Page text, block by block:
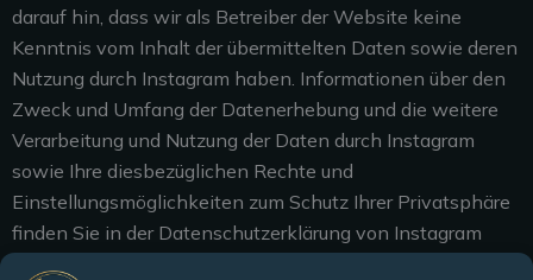
darauf hin, dass wir als Betreiber der Website keine
Kenntnis vom Inhalt der übermittelten Daten sowie deren
Nutzung durch Instagram haben. Informationen über den
Zweck und Umfang der Datenerhebung und die weitere
Verarbeitung und Nutzung der Daten durch Instagram
sowie Ihre diesbezüglichen Rechte und
Einstellungsmöglichkeiten zum Schutz Ihrer Privatsphäre
finden Sie in der Datenschutzerklärung von Instagram